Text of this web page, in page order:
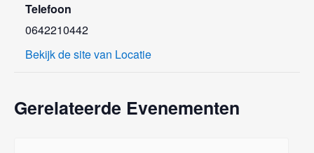
Telefoon
0642210442
Bekijk de site van Locatie
Gerelateerde Evenementen